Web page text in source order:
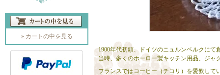
» カートの中を見る
1900年代初頭、ドイツのニュルンベルクにて
当時、多くのホーロー製キッチン用品、ジャ
フランスではコーヒー（チコリ）を愛飲し